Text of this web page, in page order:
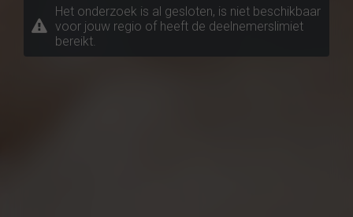
Het onderzoek is al gesloten, is niet beschikbaar
voor jouw regio of heeft de deelnemerslimiet
bereikt.